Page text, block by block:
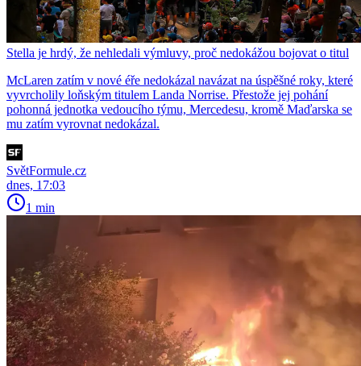
Stella je hrdý, že nehledali výmluvy, proč nedokážou bojovat o titul
McLaren zatím v nové éře nedokázal navázat na úspěšné roky, které
vyvrcholily loňským titulem Landa Norrise. Přestože jej pohání
pohonná jednotka vedoucího týmu, Mercedesu, kromě Maďarska se
mu zatím vyrovnat nedokázal.
SvětFormule.cz
dnes, 17:03
1 min